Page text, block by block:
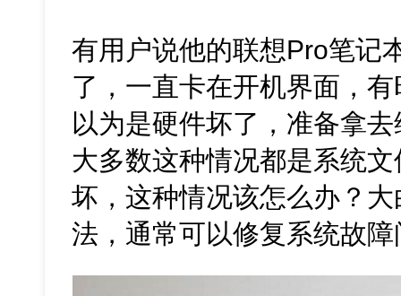
有用户说他的联想Pro笔记
了，一直卡在开机界面，
以为是硬件坏了，准备拿
大多数这种情况都是系统
坏，这种情况该怎么办？
法，通常可以修复系统故障